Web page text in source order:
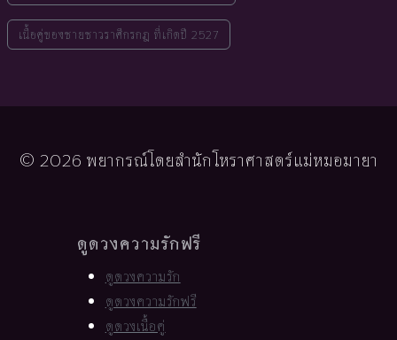
เนื้อคู่ของชายชาวราศีกรกฎ ที่เกิดปี 2527
© 2026 พยากรณ์โดยสำนักโหราศาสตร์แม่หมอมายา
ดูดวงความรักฟรี
ดูดวงความรัก
ดูดวงความรักฟรี
ดูดวงเนื้อคู่